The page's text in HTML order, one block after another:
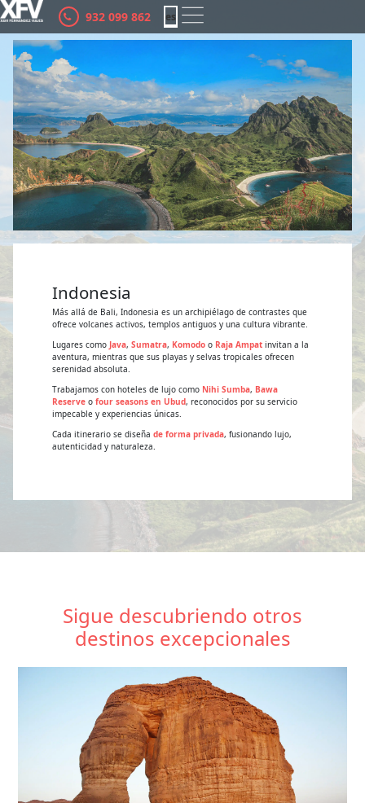
932 099 862
es
ca
Indonesia
Más allá de Bali, Indonesia es un archipiélago de contrastes que
ofrece volcanes activos, templos antiguos y una cultura vibrante.
Lugares como Java, Sumatra, Komodo o Raja Ampat invitan a la
aventura, mientras que sus playas y selvas tropicales ofrecen
serenidad absoluta.
Trabajamos con hoteles de lujo como Nihi Sumba, Bawa
Reserve o four seasons en Ubud, reconocidos por su servicio
impecable y experiencias únicas.
Cada itinerario se diseña de forma privada, fusionando lujo,
autenticidad y naturaleza.
Sigue descubriendo otros
destinos excepcionales